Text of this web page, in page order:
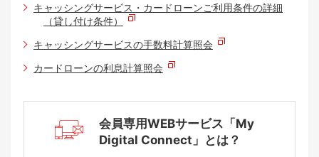
キャッシングサービス・カードローンご利用条件の詳細
（貸し付け条件）
キャッシングサービスの手数料計算照会
カードローンの利息計算照会
会員専用WEBサービス「My
Digital Connect」とは？